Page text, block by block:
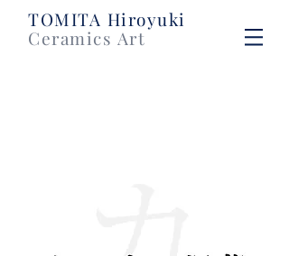
​TOMITA Hiroyuki
Ceramics Art